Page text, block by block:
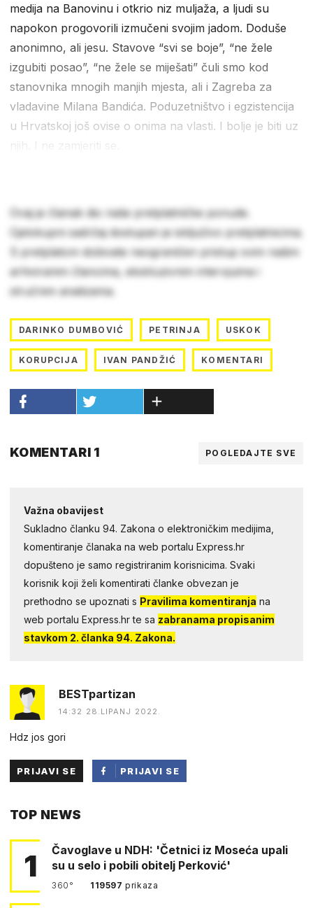
medija na Banovinu i otkrio niz muljaža, a ljudi su
napokon progovorili izmučeni svojim jadom. Doduše
anonimno, ali jesu. Stavove “svi se boje”, “ne žele
izgubiti posao”, “ne žele se miješati” čuli smo kod
stanovnika mnogih manjih mjesta, ali i Zagreba za
vladavine Milana Bandića. Poduzetništvo i egzistencija
u Hrvatskoj još ovise o onima na vlasti. I bolje je biti uz
njih. I ne zamjeriti se.
Ovaj je članak dio naše pretplatničke ponude.
Cjelokupni sadržaj dostupan je isključivo pretplatnicima.
S pretplatom dobivate neograničen pristup svim našim
arhiviranim člancima, ekskluzivnim intervjuima i
stručnim analizama.
DARINKO DUMBOVIĆ PETRINJA USKOK
KORUPCIJA IVAN PANDŽIĆ KOMENTARI
KOMENTARI 1 POGLEDAJTE SVE
Važna obavijest
Sukladno članku 94. Zakona o elektroničkim medijima,
komentiranje članaka na web portalu Express.hr
dopušteno je samo registriranim korisnicima. Svaki
korisnik koji želi komentirati članke obvezan je
prethodno se upoznati s Pravilima komentiranja na
web portalu Express.hr te sa zabranama propisanim
stavkom 2. članka 94. Zakona.
BESTpartizan
14:32 28.LIPANJ 2022.
Hdz jos gori
PRIJAVI SE
PRIJAVI SE
TOP NEWS
1
Čavoglave u NDH: 'Četnici iz Moseća upali
su u selo i pobili obitelj Perković'
360° 119597prikaza